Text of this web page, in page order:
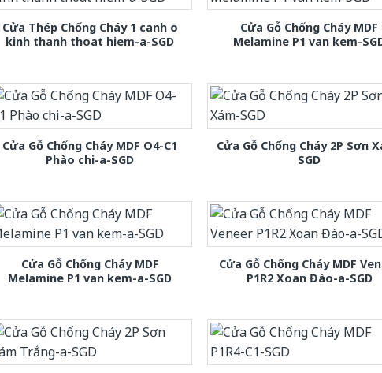
Cửa Thép Chống Cháy 1 canh o
kinh thanh thoat hiem-a-SGD
Cửa Gỗ Chống Cháy MDF
Melamine P1 van kem-
Cửa Gỗ Chống Cháy MDF O4-C1
Phào chi-a-SGD
Cửa Gỗ Chống Cháy 2P Sơn
SGD
Cửa Gỗ Chống Cháy MDF
Melamine P1 van kem-a-SGD
Cửa Gỗ Chống Cháy MDF
P1R2 Xoan Đào-a-SGD